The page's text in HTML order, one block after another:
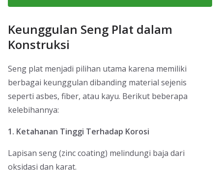
Keunggulan Seng Plat dalam
Konstruksi
Seng plat menjadi pilihan utama karena memiliki
berbagai keunggulan dibanding material sejenis
seperti asbes, fiber, atau kayu. Berikut beberapa
kelebihannya:
1. Ketahanan Tinggi Terhadap Korosi
Lapisan seng (zinc coating) melindungi baja dari
oksidasi dan karat.